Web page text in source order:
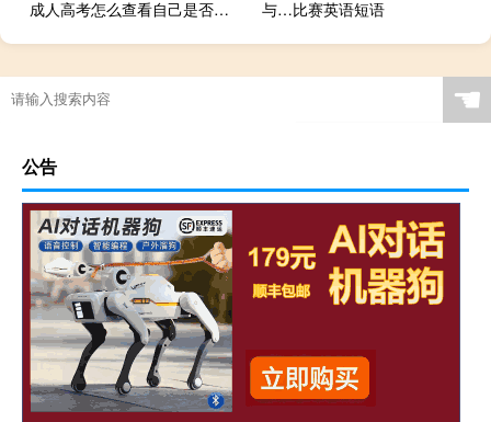
成人高考怎么查看自己是否被录取 与…比赛英语短语
☚
公告